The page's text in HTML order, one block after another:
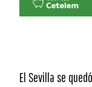
El Sevilla se